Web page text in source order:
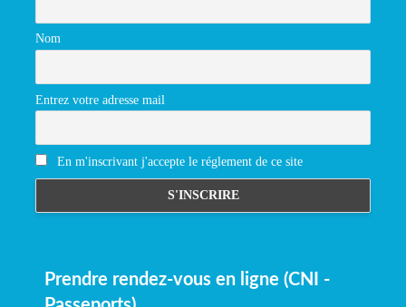
Nom
Entrez votre adresse mail
En m'inscrivant j'accepte le réglement de ce site
Prendre rendez-vous en ligne (CNI -